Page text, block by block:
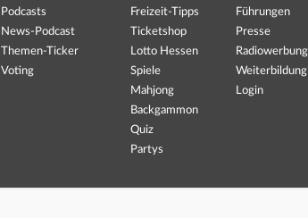
Podcasts
News-Podcast
Themen-Ticker
Voting
Freizeit-Tipps
Ticketshop
Lotto Hessen
Spiele
Mahjong
Backgammon
Quiz
Partys
Führungen
Presse
Radiowerbung
Weiterbildung
Login